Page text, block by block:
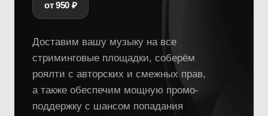
Доставим вашу музыку на все
роялти с авторских и смежных прав,
а также обеспечим мощную промо-
поддержку с шансом попадания
в редакционные плейлисты.